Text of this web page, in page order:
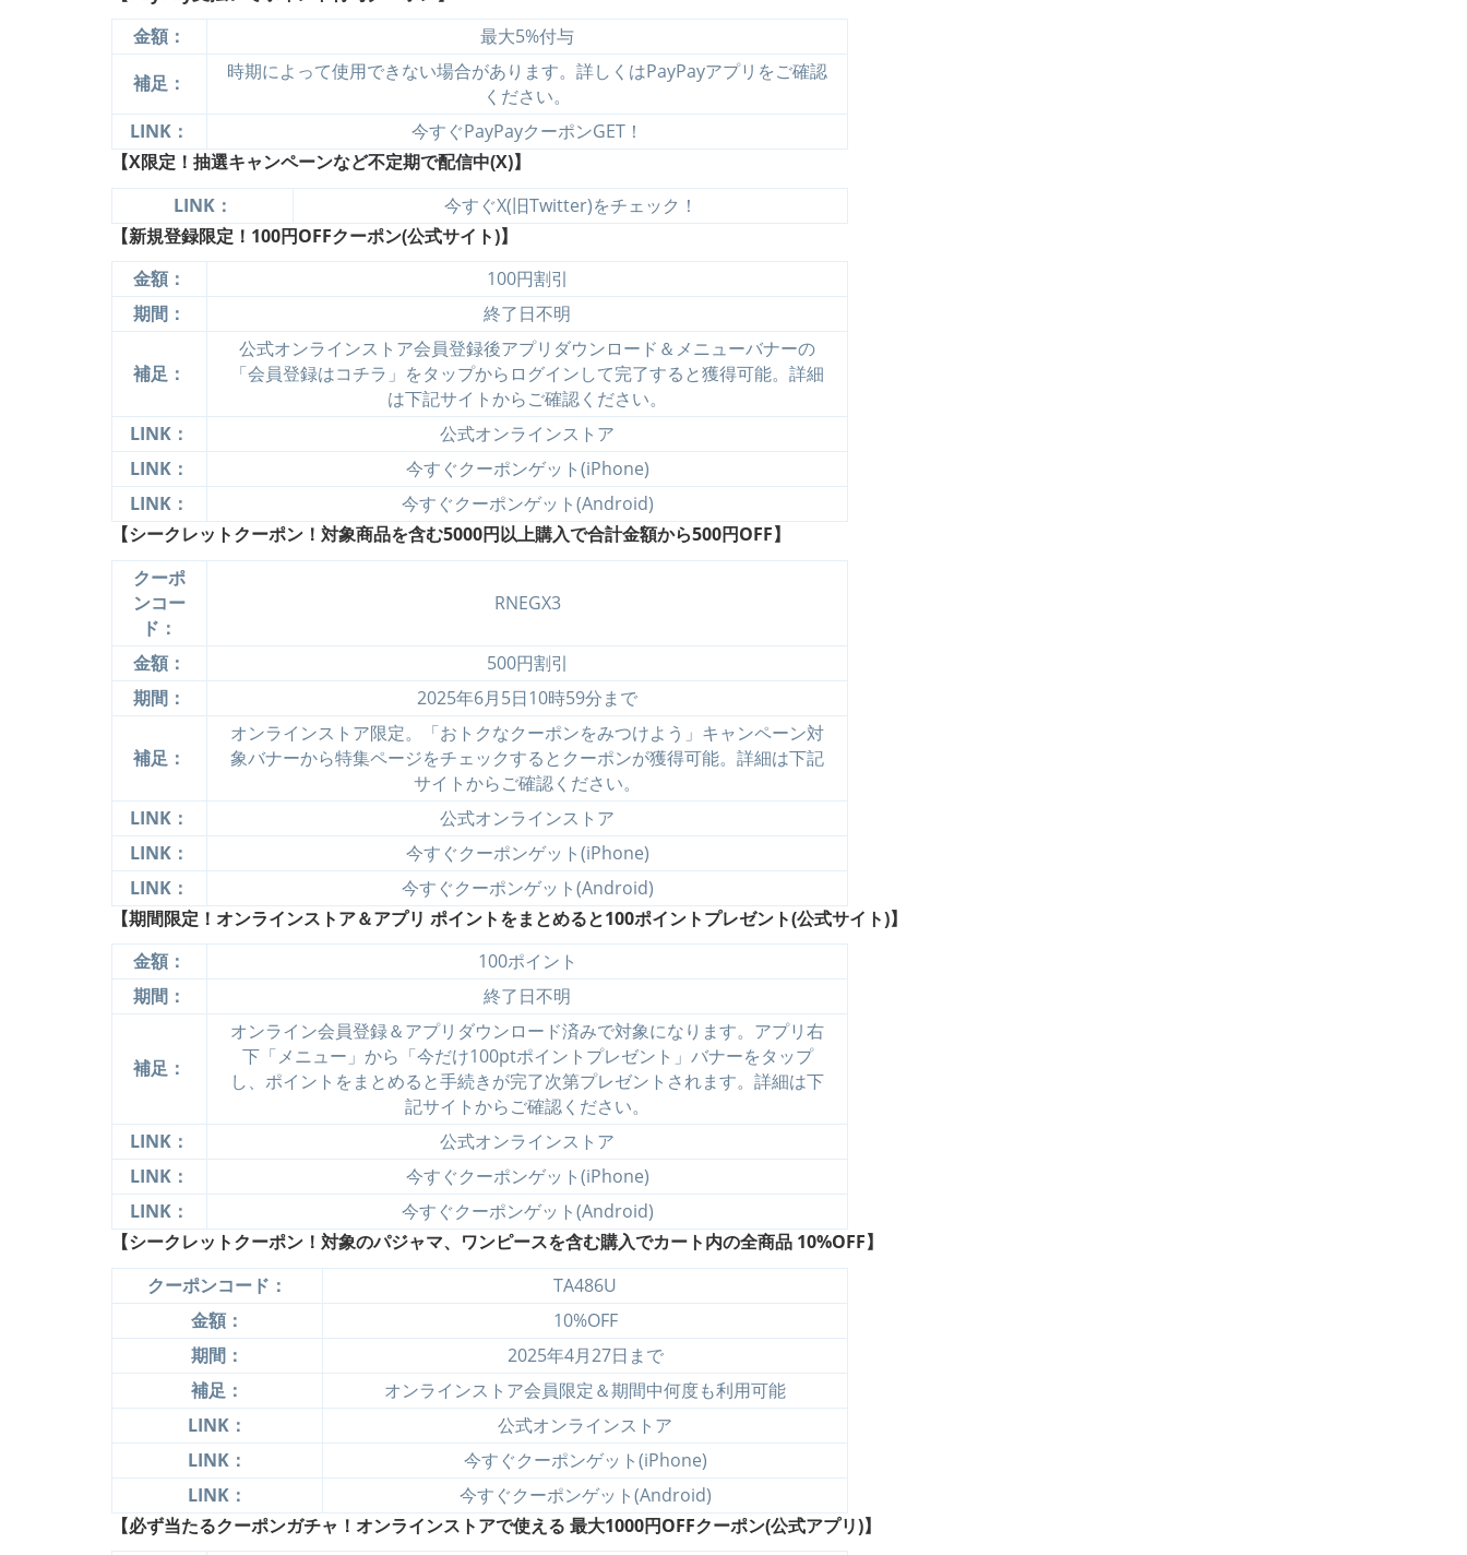
金額：
最大5%付与
補足：
時期によって使用できない場合があります。詳しくはPayPayアプリをご確認
ください。
LINK：
今すぐPayPayクーポンGET！
【X限定！抽選キャンペーンなど不定期で配信中(X)】
LINK：
今すぐX(旧Twitter)をチェック！
【新規登録限定！100円OFFクーポン(公式サイト)】
金額：
100円割引
期間：
終了日不明
補足：
公式オンラインストア会員登録後アプリダウンロード＆メニューバナーの
「会員登録はコチラ」をタップからログインして完了すると獲得可能。詳細
は下記サイトからご確認ください。
LINK：
公式オンラインストア
LINK：
今すぐクーポンゲット(iPhone)
LINK：
今すぐクーポンゲット(Android)
【シークレットクーポン！対象商品を含む5000円以上購入で合計金額から500円OFF】
クーポ
ンコー
ド：
RNEGX3
金額：
500円割引
期間：
2025年6月5日10時59分まで
補足：
オンラインストア限定。「おトクなクーポンをみつけよう」キャンペーン対
象バナーから特集ページをチェックするとクーポンが獲得可能。詳細は下記
サイトからご確認ください。
LINK：
公式オンラインストア
LINK：
今すぐクーポンゲット(iPhone)
LINK：
今すぐクーポンゲット(Android)
【期間限定！オンラインストア＆アプリ ポイントをまとめると100ポイントプレゼント(公式サイト)】
金額：
100ポイント
期間：
終了日不明
補足：
オンライン会員登録＆アプリダウンロード済みで対象になります。アプリ右
下「メニュー」から「今だけ100ptポイントプレゼント」バナーをタップ
し、ポイントをまとめると手続きが完了次第プレゼントされます。詳細は下
記サイトからご確認ください。
LINK：
公式オンラインストア
LINK：
今すぐクーポンゲット(iPhone)
LINK：
今すぐクーポンゲット(Android)
【シークレットクーポン！対象のパジャマ、ワンピースを含む購入でカート内の全商品 10%OFF】
クーポンコード：
TA486U
金額：
10%OFF
期間：
2025年4月27日まで
補足：
オンラインストア会員限定＆期間中何度も利用可能
LINK：
公式オンラインストア
LINK：
今すぐクーポンゲット(iPhone)
LINK：
今すぐクーポンゲット(Android)
【必ず当たるクーポンガチャ！オンラインストアで使える 最大1000円OFFクーポン(公式アプリ)】